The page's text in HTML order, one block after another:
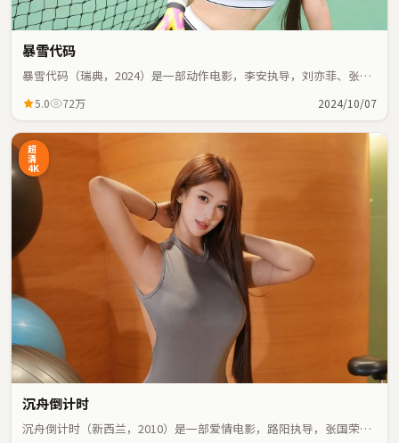
暴雪代码
暴雪代码（瑞典，2024）是一部动作电影，李安执导，刘亦菲、张曼
5.0 72万 2024/10/07
超
清
4K
沉舟倒计时
沉舟倒计时（新西兰，2010）是一部爱情电影，路阳执导，张国荣、